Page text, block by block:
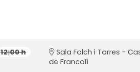
12:00 h
Sala Folch i Torres -
de Francolí